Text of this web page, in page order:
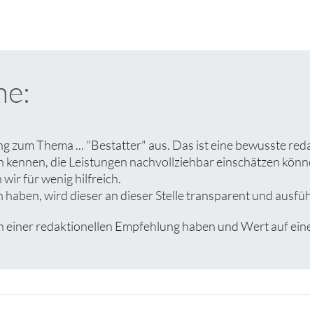
Thema ... "Bestatter" aus. Das ist eine bewusste
die Leistungen nachvollziehbar einschätzen
wir für wenig hilfreich.
wird dieser an dieser Stelle transparent und
redaktionellen Empfehlung haben und Wert auf